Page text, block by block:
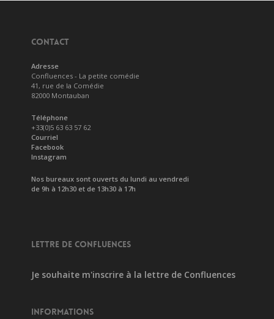
CONTACT
Adresse
Confluences - La petite comédie
41, rue de la Comédie
82000 Montauban
Téléphone
+33(0)5 63 63 57 62
Courriel
Facebook
Instagram
Nos bureaux sont ouverts du lundi au vendredi
de 9h à 12h30 et de 13h30 à 17h
LETTRE DE CONFLUENCES
Je souhaite m'inscrire à la lettre de Confluences
INFORMATIONS